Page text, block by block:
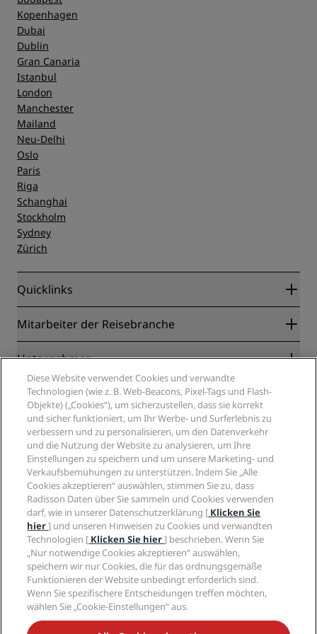
Kopenhagen
Dubai
Dublin
Gran Canaria
Istanbul
London
Manchester
Mailand
Neu-Delhi
Oslo
Paris
Riga
Schanghai
Stockholm
Sydney
Zürich
Quicklinks
Radisson Rewards
Blog
Neue und aufstrebende Hotels
Radisson Hotels APP
„Sports Approved“-Hotels
Familienfreundliche Hotels
Gesundheit & Sicherheit
Mitarbeiter der Reisebranche
Partner
Reisebüros
Unternehmen
Radisson Hotel Group
Medien
Karriere RHG
Karriere PPHE
Karrieren EHL
The Club by RHG
Entwicklungsmöglichkeiten
Responsible Business – Unser Engagement
Einkauf
Rechtliches
Privacy Centre
Rechtliche Hinweise
Radisson Rewards Geschäftsbedingungen
Website-Nutzungsvereinbarung
Digitale Barrierefreiheit
Moderne Sklaverei – Erklärung
Hilfe
Verbrauchermeldungen
Kontakt
FAQ
Inhaltsübersicht
Soziale Medien
Marken von Radisson Hotels
VERPASSEN SIE NIEMALS UNSERE BELIEBTESTEN
Diese Website verwendet Cookies und verwandte
Technologien (wie z. B. Web-Beacons, Pixel-Tags und Flash-
Objekte) („Cookies“), um sicherzustellen, dass sie korrekt
und sicher funktioniert, um Ihr Werbe- und Surferlebnis zu
verbessern und zu personalisieren, um den Datenverkehr
und die Nutzung der Website zu analysieren, um Ihre
Einstellungen zu speichern und um unsere Marketing- und
Verkaufsbemühungen zu unterstützen. Indem Sie „Alle
Cookies akzeptieren“ auswählen, stimmen Sie zu, dass
Radisson Daten über Sie sammeln und Cookies verwenden
darf, wie in unserer Datenschutzerklärung [ Klicken Sie
hier] und unseren Hinweisen zu Cookies und verwandten
Technologien [ Klicken Sie hier] beschrieben. Wenn Sie
„Nur notwendige Cookies akzeptieren“ auswählen,
speichern wir nur Cookies, die für das ordnungsgemäße
Funktionieren der Website unbedingt erforderlich sind.
Wenn Sie spezifischere Entscheidungen treffen möchten,
wählen Sie „Cookie-Einstellungen“ aus.